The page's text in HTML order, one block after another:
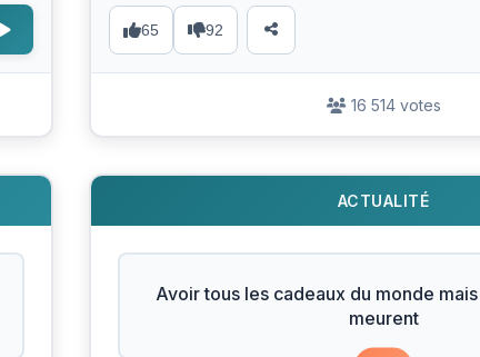
65 92
16 514 votes
ACTUALITÉ
Avoir tous les cadeaux du monde
meurent